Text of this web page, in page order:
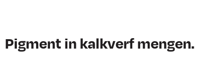
Pigment in kalkverf mengen.